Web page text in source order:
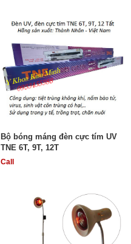
Bộ bóng máng đèn cực tím UV
TNE 6T, 9T, 12T
Call